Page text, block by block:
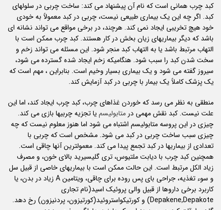
کبد چرب همانی است که نام آن پیشنهاد می کند: ساخت چربی در سلولهای
کبد. اگر چه این یک بیماری طبیعی نیست، چربی در کبد معمولاً به خودی
خود هیچ تخریبی ایجاد نمی کند. هرچند، در برخی مواقع می تواند نشانه ای
باشد که دیگر بیماریهای زیان بخش در کار هستند. کبد چرب ممکن است با
التهاب مرتبط باشد یا به التهاب کبد منجر شود. این مسئله می تواند زخم و
سخت شدن کبد را سبب شود. هنگامیکه زخم ایجاد شده گسترده می شود،
سیروز گفته می شود و یک بیماری بسیار وخیم است. بنابراین ، مهم است که
یک پزشک کاملاً یک بیمار با چربی در کبد آزمایش کند.
منطقی به نظر می رسد که خوردن غذاهای چرب، کبد چرب ایجاد کند، اما این
علت نیست. کبد نقش مهمی در متابولیسمیا تجزیه چربیها بازی می کند.
چیزی در این پروسه متابولیسم اشتباه می شود اما هنوز معلوم نیست که چه
چیزی سبب ساخت چربی در کبد می شود. مشخص است که چربی با
تعدادی از بیماریها در کبد تجمع پیدا می کند. معمولترین آنها چاقی است.
همچنین کبد چرب با دیابت ملتیوس، تری گلیسیرید بالای خون، و مصرف
زیاد الکل مرتبط است. این حالت ممکن است با بیماریهای خاصی از قبیل سل
و سوء تغذیه، جراحی بای پس روده برای چاقی، ویتامین A زیاد در بدن، یا
کاربرد برخی داروها از قبیل والی پروئیک اسید(نام تجاری
Depakene,Depakote) و کورتیکواستروئید(کورتیزون، پردنیزون) رخ دهد.